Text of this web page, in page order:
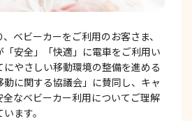
ベビーカーをご利用のお客さま、
安全」「快適」に電車をご利用い
やさしい移動環境の整備を進める
動に関する協議会」に賛同し、キャ
全なベビーカー利用についてご理解
ます。